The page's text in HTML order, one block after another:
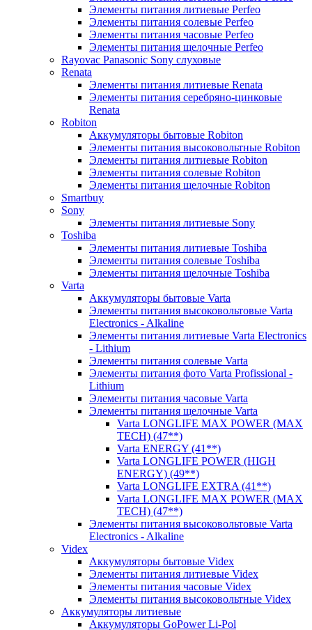
Элементы питания литиевые Perfeo
Элементы питания солевые Perfeo
Элементы питания часовые Perfeo
Элементы питания щелочные Perfeo
Rayovac Panasonic Sony слуховые
Renata
Элементы питания литиевые Renata
Элементы питания серебряно-цинковые
Renata
Robiton
Аккумуляторы бытовые Robiton
Элементы питания высоковольтные Robiton
Элементы питания литиевые Robiton
Элементы питания солевые Robiton
Элементы питания щелочные Robiton
Smartbuy
Sony
Элементы питания литиевые Sony
Toshiba
Элементы питания литиевые Toshiba
Элементы питания солевые Toshiba
Элементы питания щелочные Toshiba
Varta
Аккумуляторы бытовые Varta
Элементы питания высоковольтовые Varta
Electronics - Alkaline
Элементы питания литиевые Varta Electronics
- Lithium
Элементы питания солевые Varta
Элементы питания фото Varta Profissional -
Lithium
Элементы питания часовые Varta
Элементы питания щелочные Varta
Varta LONGLIFE MAX POWER (MAX
TECH) (47**)
Varta ENERGY (41**)
Varta LONGLIFE POWER (HIGH
ENERGY) (49**)
Varta LONGLIFE EXTRA (41**)
Varta LONGLIFE MAX POWER (MAX
TECH) (47**)
Элементы питания высоковольтовые Varta
Electronics - Alkaline
Videx
Аккумуляторы бытовые Videx
Элементы питания литиевые Videx
Элементы питания часовые Videx
Элементы питания высоковольтные Videx
Аккумуляторы литиевые
Аккумуляторы GoPower Li-Pol